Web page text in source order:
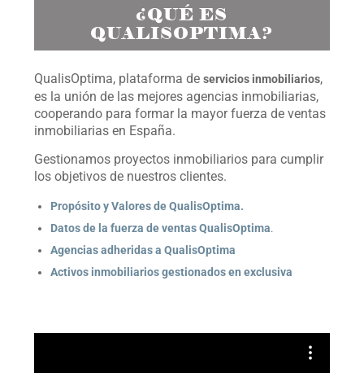
¿QUÉ ES
QUALISOPTIMA?
QualisOptima, plataforma deservicios inmobiliarios,
es la unión de las mejores agencias inmobiliarias,
cooperando para formar la mayor fuerza de ventas
inmobiliarias en España.
Gestionamos proyectos inmobiliarios para cumplir
los objetivos de nuestros clientes.
Propósito y Valores de QualisOptima.
Datos de la fuerza de ventas QualisOptima.
Agencias adheridas a QualisOptima
Activos inmobiliarios gestionados en exclusiva